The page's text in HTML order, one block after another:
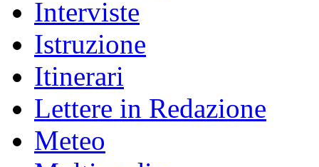
Interviste
Istruzione
Itinerari
Lettere in Redazione
Meteo